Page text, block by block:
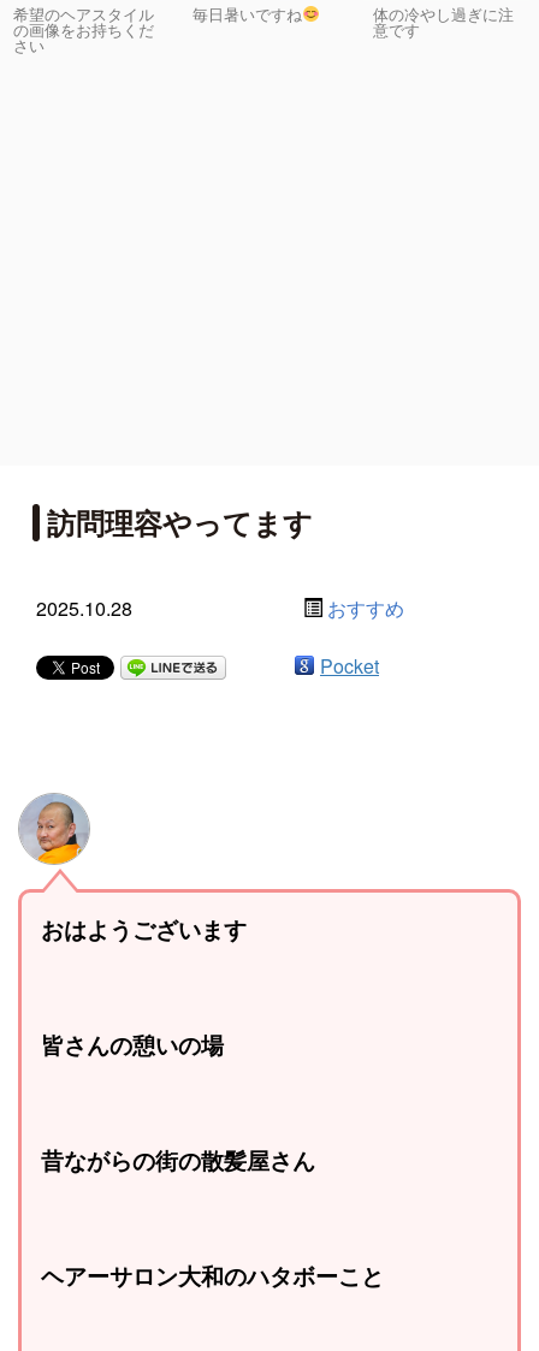
希望のヘアスタイル
の画像をお持ちくだ
さい
毎日暑いですね 体の冷やし過ぎに注
意です
訪問理容やってます
2025.10.28 おすすめ
Pocket
おはようございます
皆さんの憩いの場
昔ながらの街の散髪屋さん
ヘアーサロン大和のハタボーこと